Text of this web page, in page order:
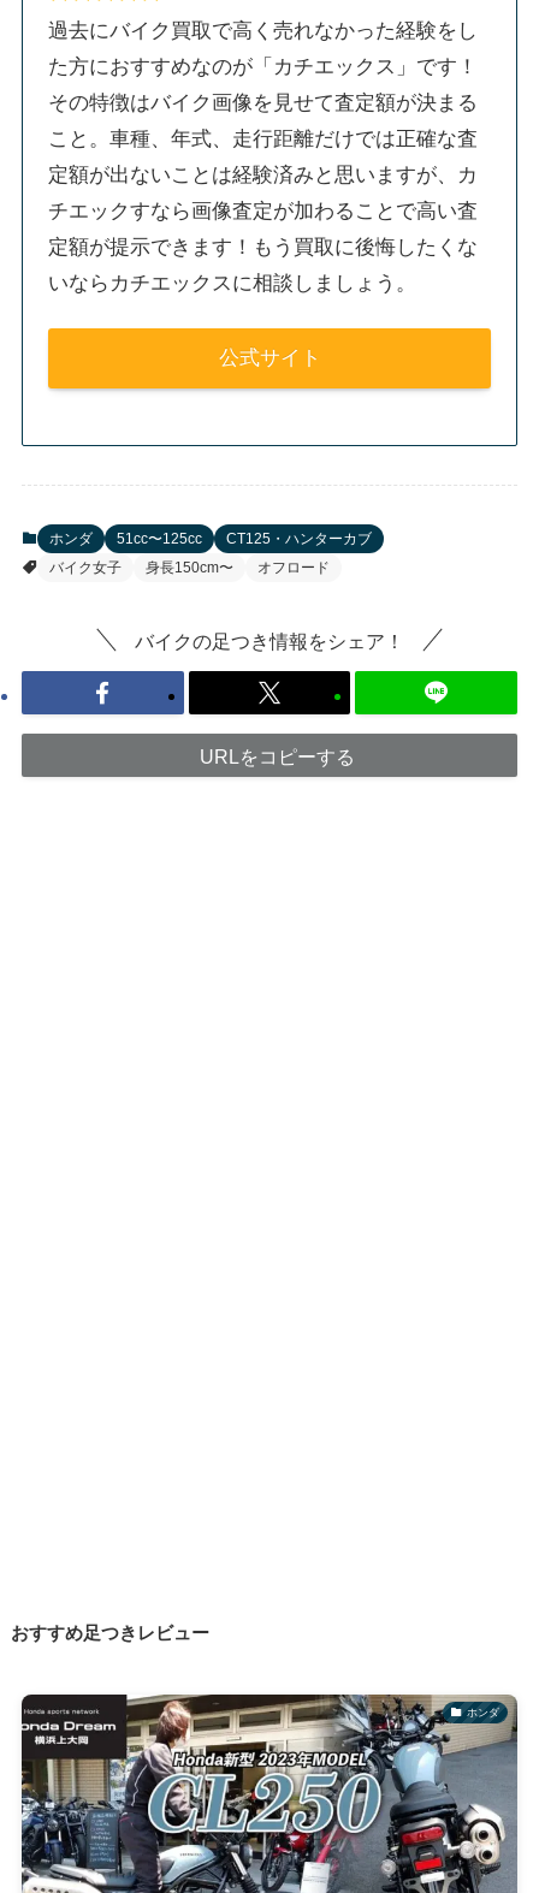
過去にバイク買取で高く売れなかった経験をし
た方におすすめなのが「カチエックス」です！
その特徴はバイク画像を見せて査定額が決まる
こと。車種、年式、走行距離だけでは正確な査
定額が出ないことは経験済みと思いますが、カ
チエックすなら画像査定が加わることで高い査
定額が提示できます！もう買取に後悔したくな
いならカチエックスに相談しましょう。
公式サイト
ホンダ 51cc〜125cc
CT125・ハンターカブ
バイク女子
身長150cm〜 オフロード
バイクの足つき情報をシェア！
URLをコピーする
おすすめ足つきレビュー
ホンダ